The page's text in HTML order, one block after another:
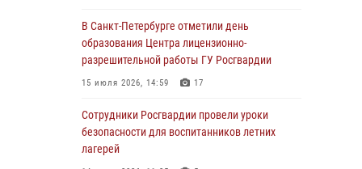
Сотрудники и военнослужащие Росгвардии
обеспечили правопорядок при проведении
матча "Зенит" - "Балтика"
06 августа 2026, 07:30 10
В Выборгском районе наряд Росгвардии
обнаружил разыскиваемый преступный
автотранспорт
В Санкт-Петербурге отметили день
образования Центра лицензионно-
разрешительной работы ГУ Росгвардии
15 июля 2026, 14:59 17
Сотрудники Росгвардии провели уроки
безопасности для воспитанников летних
лагерей